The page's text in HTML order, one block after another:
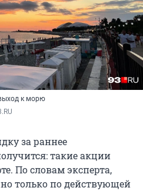
к морю
за раннее
такие акции
По словам эксперта,
только по действующей